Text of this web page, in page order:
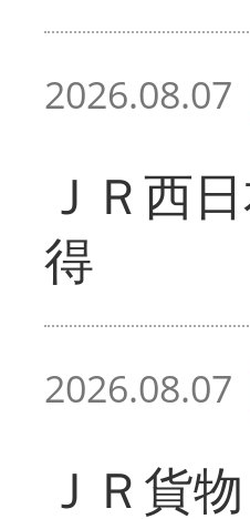
2026.08.07
ＪＲ西
得
2026.08.07
ＪＲ貨